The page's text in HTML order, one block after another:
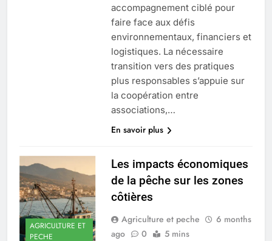
accompagnement ciblé pour
faire face aux défis
environnementaux, financiers et
logistiques. La nécessaire
transition vers des pratiques
plus responsables s’appuie sur
la coopération entre
associations,…
En savoir plus
AGRICULTURE ET
PECHE
Les impacts économiques
de la pêche sur les zones
côtières
Agriculture et peche
6 months
ago
0 5 mins